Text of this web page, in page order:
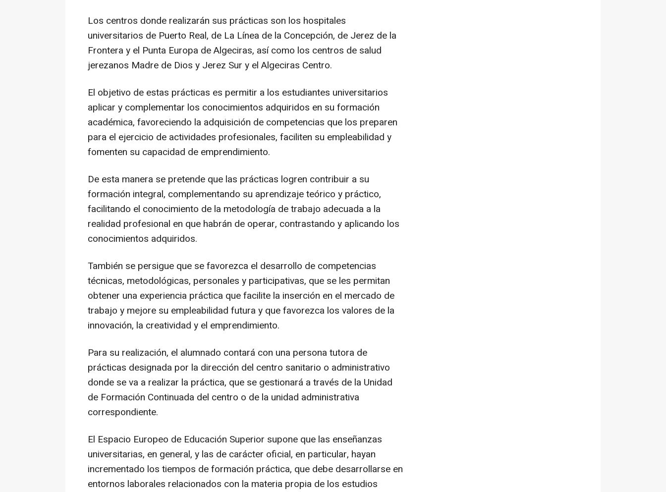
Los centros donde realizarán sus prácticas son los hospitales
universitarios de Puerto Real, de La Línea de la Concepción, de Jerez de la
Frontera y el Punta Europa de Algeciras, así como los centros de salud
jerezanos Madre de Dios y Jerez Sur y el Algeciras Centro.
El objetivo de estas prácticas es permitir a los estudiantes universitarios
aplicar y complementar los conocimientos adquiridos en su formación
académica, favoreciendo la adquisición de competencias que los preparen
para el ejercicio de actividades profesionales, faciliten su empleabilidad y
fomenten su capacidad de emprendimiento.
De esta manera se pretende que las prácticas logren contribuir a su
formación integral, complementando su aprendizaje teórico y práctico,
facilitando el conocimiento de la metodología de trabajo adecuada a la
realidad profesional en que habrán de operar, contrastando y aplicando los
conocimientos adquiridos.
También se persigue que se favorezca el desarrollo de competencias
técnicas, metodológicas, personales y participativas, que se les permitan
obtener una experiencia práctica que facilite la inserción en el mercado de
trabajo y mejore su empleabilidad futura y que favorezca los valores de la
innovación, la creatividad y el emprendimiento.
Para su realización, el alumnado contará con una persona tutora de
prácticas designada por la dirección del centro sanitario o administrativo
donde se va a realizar la práctica, que se gestionará a través de la Unidad
de Formación Continuada del centro o de la unidad administrativa
correspondiente.
El Espacio Europeo de Educación Superior supone que las enseñanzas
universitarias, en general, y las de carácter oficial, en particular, hayan
incrementado los tiempos de formación práctica, que debe desarrollarse en
entornos laborales relacionados con la materia propia de los estudios